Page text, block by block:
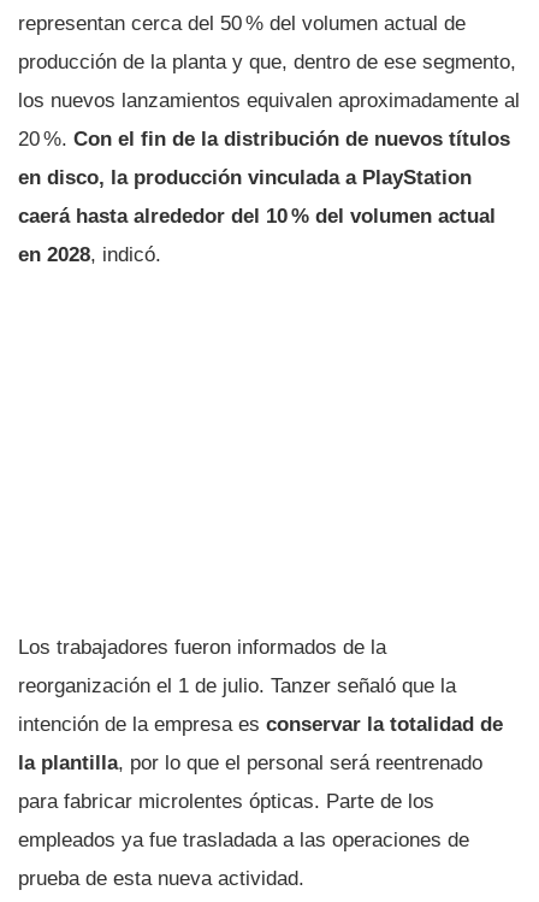
representan cerca del 50 % del volumen actual de
producción de la planta y que, dentro de ese segmento,
los nuevos lanzamientos equivalen aproximadamente al
20 %. Con el fin de la distribución de nuevos títulos
en disco, la producción vinculada a PlayStation
caerá hasta alrededor del 10 % del volumen actual
en 2028, indicó.
Los trabajadores fueron informados de la
reorganización el 1 de julio. Tanzer señaló que la
intención de la empresa es conservar la totalidad de
la plantilla, por lo que el personal será reentrenado
para fabricar microlentes ópticas. Parte de los
empleados ya fue trasladada a las operaciones de
prueba de esta nueva actividad.